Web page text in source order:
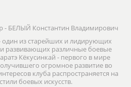
- БЕЛЫЙ Константин Владимирович
один из старейших и лидирующих
развивающих различные боевые
Кёкусинкай - первого в мире
огромное развитие во
клуба распространяется на
боевых искусств.